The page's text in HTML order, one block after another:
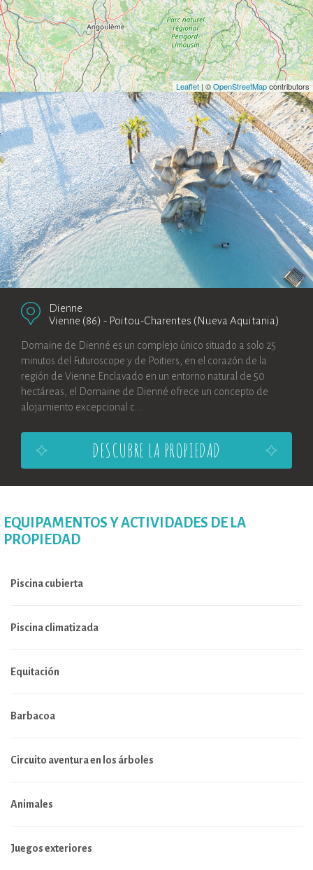
Leaflet | ©OpenStreetMapcontributors
Dienne
Vienne (86) - Poitou-Charentes (Nueva Aquitania)
Domaine de Dienné es un complejo único situado a solo 25
minutos del Futuroscope y de Poitiers, en el corazón de la
región de Vienne.Enclavado en un entorno natural de 50
hectáreas, el Domaine de Dienné ofrece un concepto de
alojamiento excepcional c...
DESCUBRE LA PROPIEDAD
EQUIPAMENTOS Y ACTIVIDADES DE LA
PROPIEDAD
Piscina cubierta
Piscina climatizada
Equitación
Barbacoa
Circuito aventura en los árboles
Animales
Juegos exteriores